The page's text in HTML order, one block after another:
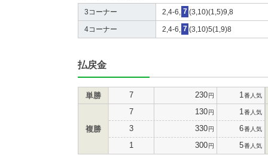
3コーナー 2,4-6, 7 (3,10)(1,5)9,8
4コーナー 2,4-6, 7 (3,10)5(1,9)8
払戻金
単勝 7 230円 1 番人気
複勝
7 130円 1 番人気
3 330円 6番人気
1 300円 5番人気